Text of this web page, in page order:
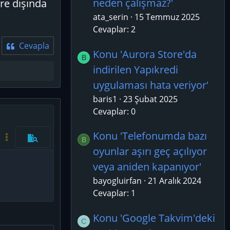
dışında
Cevapla
seçenek…
aç/kapat
Daha fazla seçenek…
Önizleme
neden çalışmaz?'
ata_serin
15 Temmuz 2025
Cevaplar: 2
B
Konu 'Aurora Store'da
indirilen Yapıkredi
uygulaması hata veriyor'
baris1
23 Şubat 2025
Cevaplar: 0
B
Konu 'Telefonumda bazı
oyunlar aşırı geç açılıyor
veya aniden kapanıyor'
bayogluirfan 21 Aralık 2024
Cevaplar: 1
C
Konu 'Google Takvim'deki